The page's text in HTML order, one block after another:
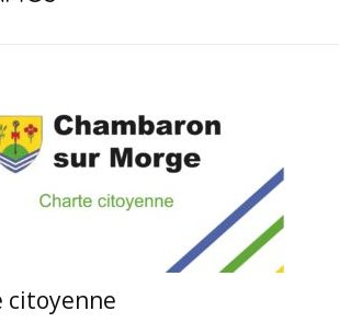
citoyenne